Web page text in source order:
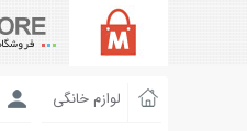
لوازم خانگی